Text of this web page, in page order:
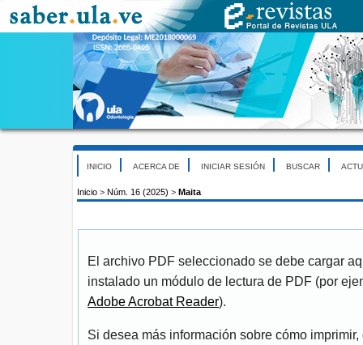
INICIO ACERCA DE INICIAR SESIÓN BUSCAR
Inicio > Núm. 16 (2025) > Maita
El archivo PDF seleccionado se debe cargar
instalado un módulo de lectura de PDF (por
Adobe Acrobat Reader).
Si desea más información sobre cómo